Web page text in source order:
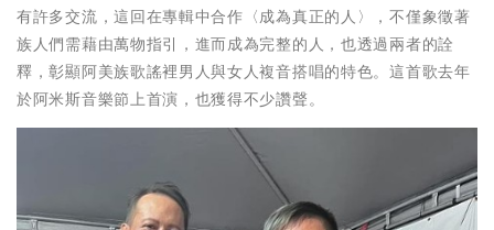
有許多交流，這回在專輯中合作〈成為真正的人〉，不僅象徵著
族人們需藉由萬物指引，進而成為完整的人，也透過兩者的詮
釋，彰顯阿美族歌謠裡男人與女人複音搭唱的特色。這首歌去年
於阿米斯音樂節上首演，也獲得不少讚聲。